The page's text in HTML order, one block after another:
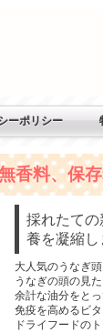
ーポリシー
香料、保
採れたて
養を凝縮し
大人気のうなぎ
うなぎの頭の見
余計な油分をと
免疫を高めるビ
ドライフードの